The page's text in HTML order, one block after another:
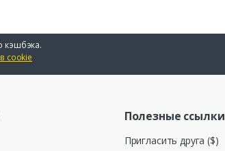
кэшбэка.
cookie
Полезные ссылки
Пригласить друга ($)